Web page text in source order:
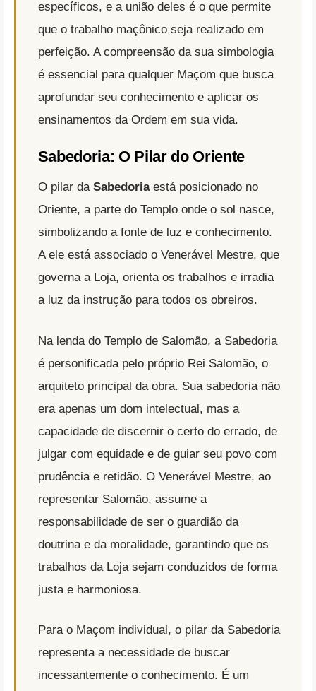
específicos, e a união deles é o que permite
que o trabalho maçônico seja realizado em
perfeição. A compreensão da sua simbologia
é essencial para qualquer Maçom que busca
aprofundar seu conhecimento e aplicar os
ensinamentos da Ordem em sua vida.
Sabedoria: O Pilar do Oriente
O pilar da Sabedoriaestá posicionado no
Oriente, a parte do Templo onde o sol nasce,
simbolizando a fonte de luz e conhecimento.
A ele está associado o Venerável Mestre, que
governa a Loja, orienta os trabalhos e irradia
a luz da instrução para todos os obreiros.
Na lenda do Templo de Salomão, a Sabedoria
é personificada pelo próprio Rei Salomão, o
arquiteto principal da obra. Sua sabedoria não
era apenas um dom intelectual, mas a
capacidade de discernir o certo do errado, de
julgar com equidade e de guiar seu povo com
prudência e retidão. O Venerável Mestre, ao
representar Salomão, assume a
responsabilidade de ser o guardião da
doutrina e da moralidade, garantindo que os
trabalhos da Loja sejam conduzidos de forma
justa e harmoniosa.
Para o Maçom individual, o pilar da Sabedoria
representa a necessidade de buscar
incessantemente o conhecimento. É um